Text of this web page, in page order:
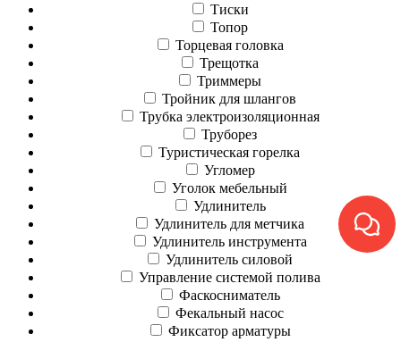
Тиски
Топор
Торцевая головка
Трещотка
Триммеры
Тройник для шлангов
Трубка электроизоляционная
Труборез
Туристическая горелка
Угломер
Уголок мебельный
Удлинитель
Удлинитель для метчика
Удлинитель инструмента
Удлинитель силовой
Управление системой полива
Фаскосниматель
Фекальный насос
Фиксатор арматуры